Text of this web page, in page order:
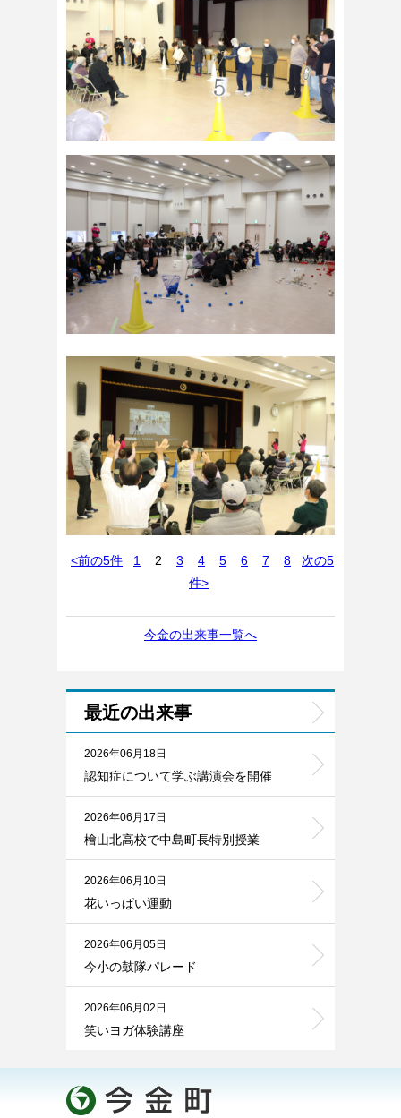
<前の5件 1 2 3 4 5 6 7 8
次の5
件>
今金の出来事一覧へ
最近の出来事
2026年06月18日
認知症について学ぶ講演会を開催
2026年06月17日
檜山北高校で中島町長特別授業
2026年06月10日
花いっぱい運動
2026年06月05日
今小の鼓隊パレード
2026年06月02日
笑いヨガ体験講座